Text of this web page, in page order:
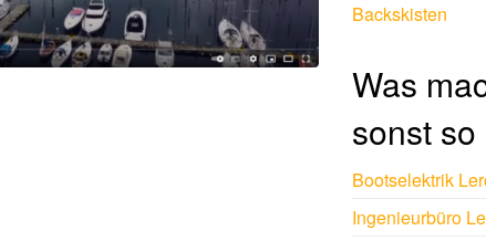
Backskisten
Was
sonst so
Bootselektrik
Ingenieurbüro